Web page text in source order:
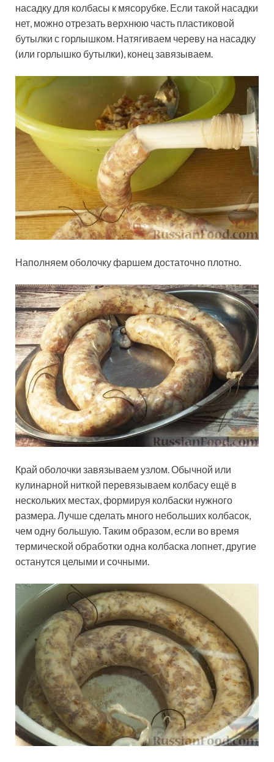
насадку для колбасы к мясорубке. Если такой насадки
нет, можно отрезать верхнюю часть пластиковой
бутылки с горлышком. Натягиваем череву на насадку
(или горлышко бутылки), конец завязываем.
Наполняем оболочку фаршем достаточно плотно.
Край оболочки завязываем узлом. Обычной или
кулинарной ниткой перевязываем колбасу ещё в
нескольких местах, формируя колбаски нужного
размера. Лучше сделать много небольших колбасок,
чем одну большую. Таким образом, если во время
термической обработки одна колбаска лопнет, другие
останутся целыми и сочными.